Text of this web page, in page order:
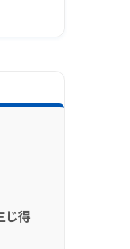
じ得